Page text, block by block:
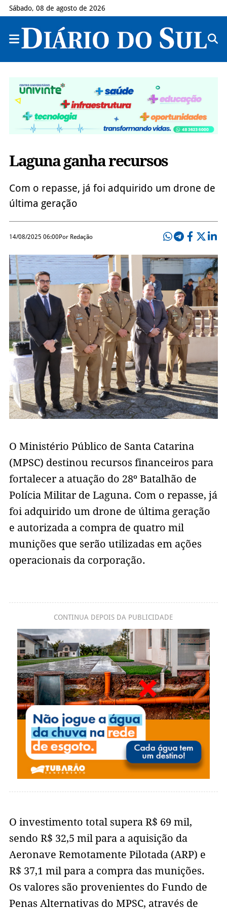
Sábado, 08 de agosto de 2026
Laguna ganha recursos
Com o repasse, já foi adquirido um drone de
última geração
14/08/2025 06:00Por Redação
O Ministério Público de Santa Catarina
(MPSC) destinou recursos financeiros para
fortalecer a atuação do 28º Batalhão de
Polícia Militar de Laguna. Com o repasse, já
foi adquirido um drone de última geração
e autorizada a compra de quatro mil
munições que serão utilizadas em ações
operacionais da corporação.
CONTINUA DEPOIS DA PUBLICIDADE
O investimento total supera R$ 69 mil,
sendo R$ 32,5 mil para a aquisição da
Aeronave Remotamente Pilotada (ARP) e
R$ 37,1 mil para a compra das munições.
Os valores são provenientes do Fundo de
Penas Alternativas do MPSC, através de